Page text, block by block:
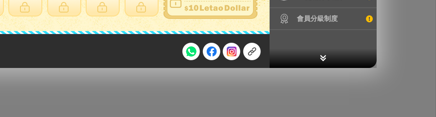
會員分級制度